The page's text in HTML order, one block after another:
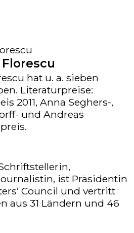
hat u. a. sieben
Literaturpreise:
2011, Anna Seghers-,
und Andreas
ist Präsidentin
Council und vertritt
aus 31 Ländern und 46